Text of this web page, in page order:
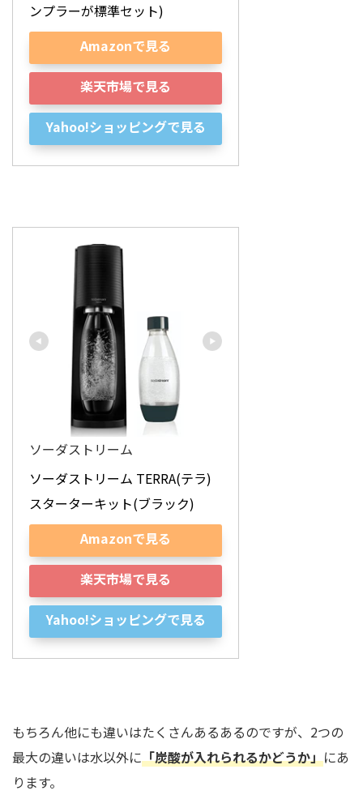
ンプラーが標準セット)
Amazonで見る
楽天市場で見る
Yahoo!ショッピングで見る
ソーダストリーム
ソーダストリーム TERRA(テラ)
スターターキット(ブラック)
Amazonで見る
楽天市場で見る
Yahoo!ショッピングで見る
もちろん他にも違いはたくさんあるあるのですが、2つの
最大の違いは水以外に「炭酸が入れられるかどうか」にあ
ります。